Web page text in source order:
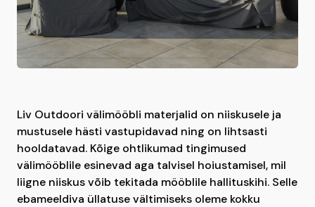
Liv Outdoori välimööbli materjalid on niiskusele ja
mustusele hästi vastupidavad ning on lihtsasti
hooldatavad. Kõige ohtlikumad tingimused
välimööblile esinevad aga talvisel hoiustamisel, mil
liigne niiskus võib tekitada mööblile hallituskihi. Selle
ebameeldiva üllatuse vältimiseks oleme kokku